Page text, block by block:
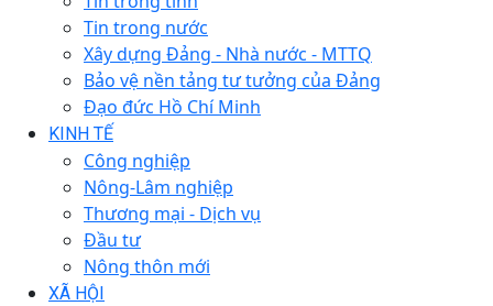
Tin trong nước
Xây dựng Đảng - Nhà nước - MTTQ
Bảo vệ nền tảng tư tưởng của Đảng
Đạo đức Hồ Chí Minh
KINH TẾ
Công nghiệp
Nông-Lâm nghiệp
Thương mại - Dịch vụ
Đầu tư
Nông thôn mới
XÃ HỘI